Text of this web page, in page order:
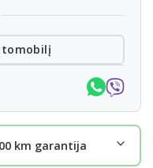
km garantija